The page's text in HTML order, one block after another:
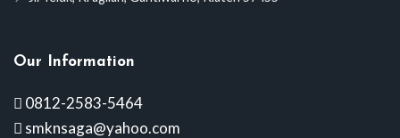
Our Information
0812-2583-5464
smknsaga@yahoo.com